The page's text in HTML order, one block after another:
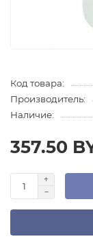
Код товара:
Производитель:
Наличие:
357.50